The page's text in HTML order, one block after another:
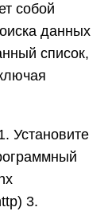
собой
данных
список,
Установите
3.